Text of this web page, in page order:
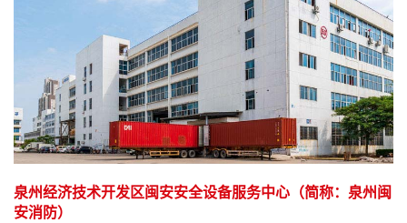
泉州经济技术开发区闽安安全设备服务中心（简称：泉州闽
安消防）